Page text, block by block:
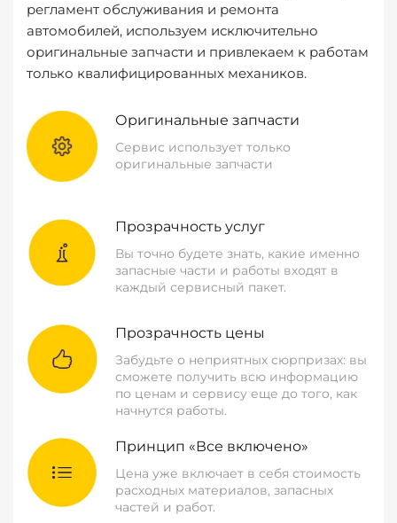
регламент обслуживания и ремонта
автомобилей, используем исключительно
оригинальные запчасти и привлекаем к работам
только квалифицированных механиков.
Оригинальные запчасти
Сервис использует только
оригинальные запчасти
Прозрачность услуг
Вы точно будете знать, какие именно
запасные части и работы входят в
каждый сервисный пакет.
Прозрачность цены
Забудьте о неприятных сюрпризах: вы
сможете получить всю информацию
по ценам и сервису еще до того, как
начнутся работы.
Принцип «Все включено»
Цена уже включает в себя стоимость
расходных материалов, запасных
частей и работ.